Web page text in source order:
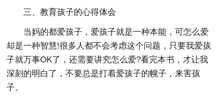
三、教育孩子的心得体会
当妈的都爱孩子，爱孩子就是一种本能，可怎么爱
却是一种智慧!很多人都不会考虑这个问题，只要我爱孩
子就万事OK了，还需要讲究怎么爱?看完本书，才让我
深刻的明白了，不要总是打着爱孩子的幌子，来害孩
子。